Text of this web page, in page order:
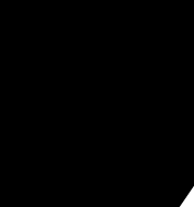
день, идеальная работа!